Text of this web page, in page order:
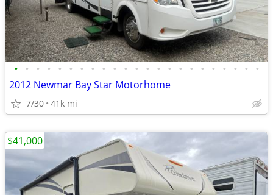
• • • • • • • • • • • • • • • • • • • • • • •
2012 Newmar Bay Star Motorhome
7/30 41k mi
$41,000